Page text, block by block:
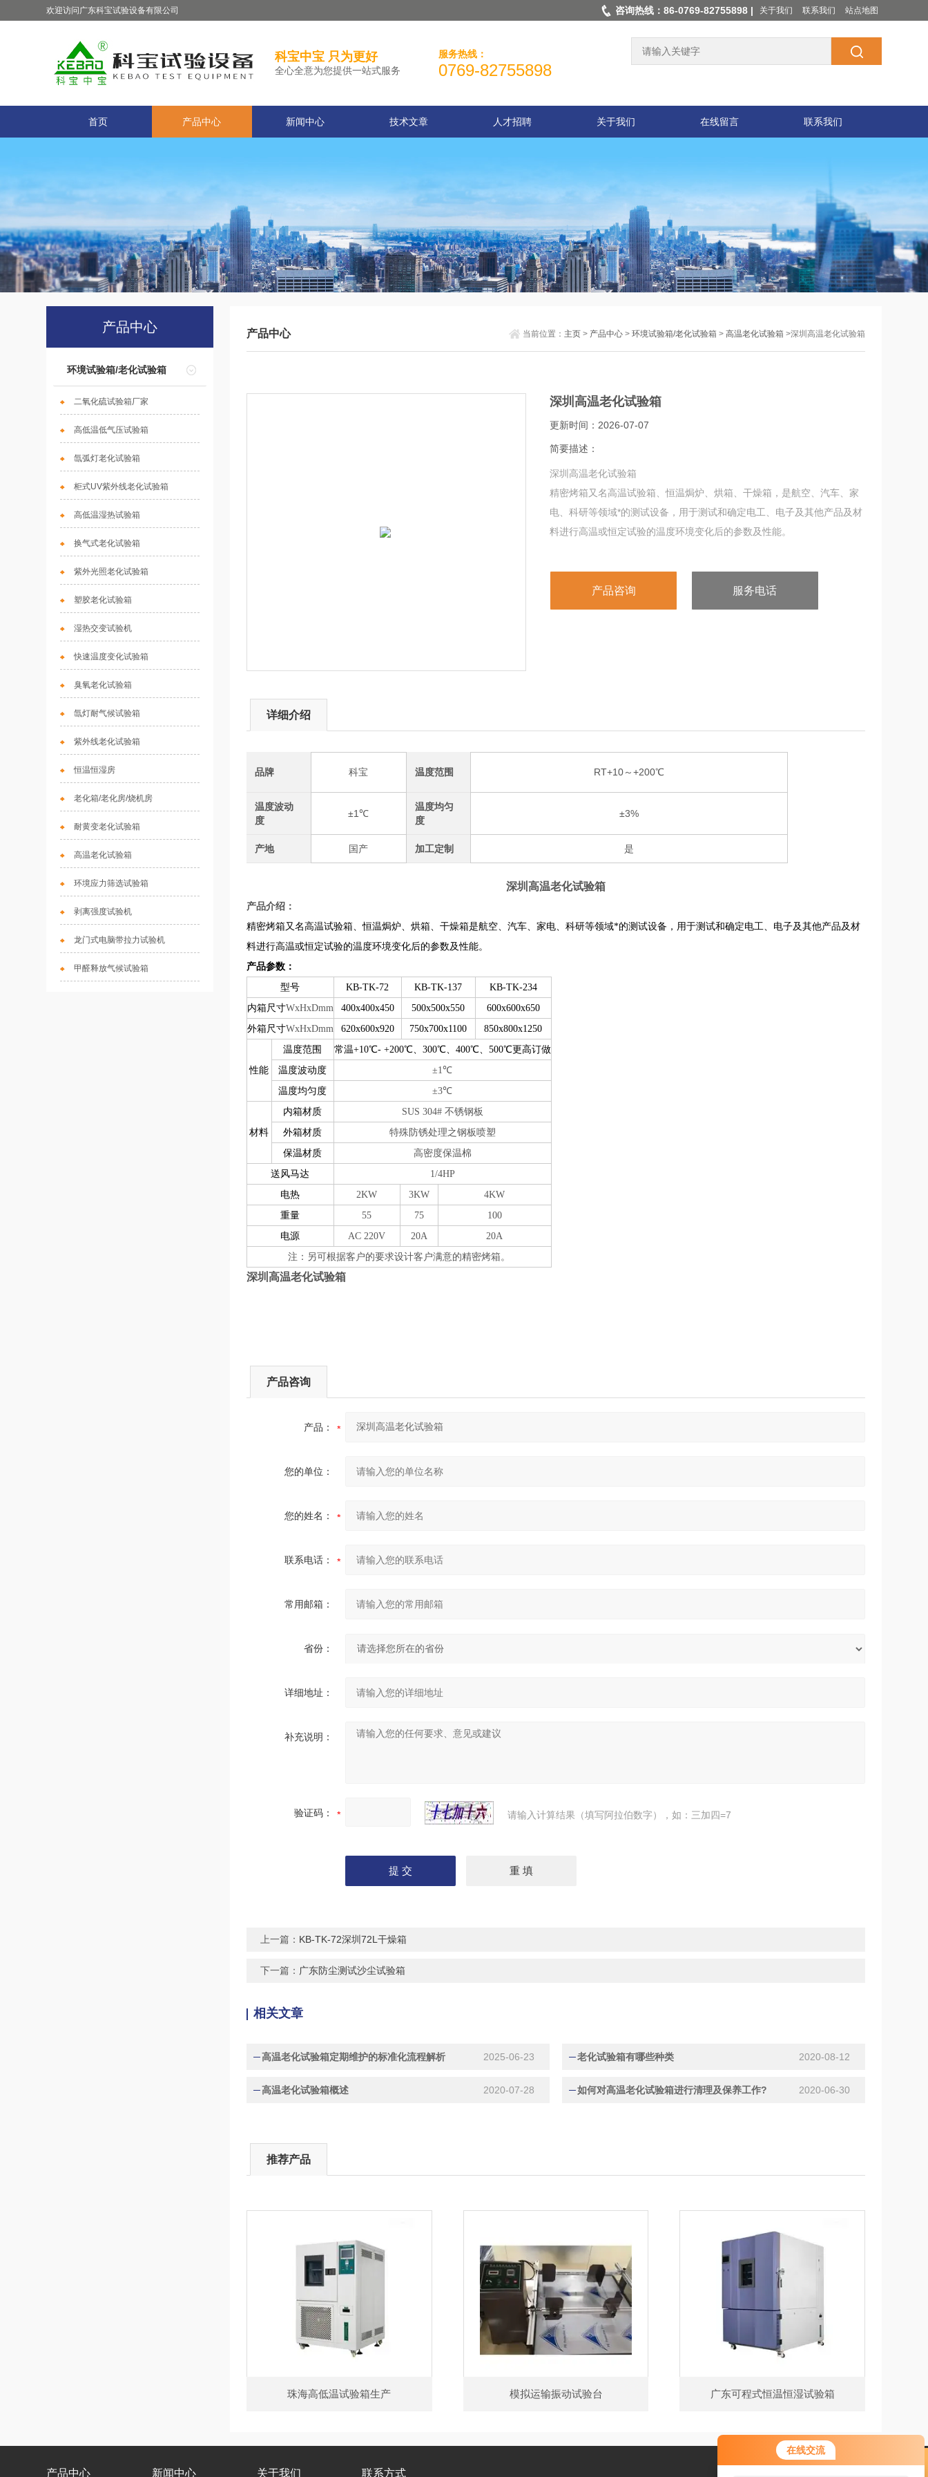
在线交流
您好！欢迎前来咨询，很高兴为您
服务，请问您要咨询什么问题呢？
欢迎访问广东科宝试验设备有限公司 咨询热线：86-0769-82755898 | 关于我们 联系我们 站点地图
科宝中宝 只为更好
全心全意为您提供一站式服务
服务热线：
0769-82755898
首页 产品中心 新闻中心 技术文章 人才招聘 关于我们 在线留言 联系我们
产品中心
环境试验箱/老化试验箱
二氧化硫试验箱厂家
高低温低气压试验箱
氙弧灯老化试验箱
柜式UV紫外线老化试验箱
高低温湿热试验箱
换气式老化试验箱
紫外光照老化试验箱
塑胶老化试验箱
湿热交变试验机
快速温度变化试验箱
臭氧老化试验箱
氙灯耐气候试验箱
紫外线老化试验箱
恒温恒湿房
老化箱/老化房/烧机房
耐黄变老化试验箱
高温老化试验箱
环境应力筛选试验箱
剥离强度试验机
龙门式电脑带拉力试验机
甲醛释放气候试验箱
产品中心 当前位置： 主页 > 产品中心 >环境试验箱/老化试验箱 >高温老化试验箱 >深圳高温老化试验箱
深圳高温老化试验箱
更新时间：2026-07-07
简要描述：
深圳高温老化试验箱
精密烤箱又名高温试验箱、恒温焗炉、烘箱、干燥箱，是航空、汽车、家
电、科研等领域*的测试设备，用于测试和确定电工、电子及其他产品及材
料进行高温或恒定试验的温度环境变化后的参数及性能。
产品咨询 服务电话
详细介绍
品牌 科宝 温度范围 RT+10～+200℃
温度波动
度
±1℃
温度均匀
度
±3%
产地 国产 加工定制 是
深圳高温老化试验箱
产品介绍：
精密烤箱又名高温试验箱、恒温焗炉、烘箱、干燥箱是航空、汽车、家电、科研等领域*的测试设备，用于测试和确定电工、电子及其他产品及材
料进行高温或恒定试验的温度环境变化后的参数及性能。
产品参数：
型号
KB-TK-72 KB-TK-137
KB-TK-234
内箱尺寸WxHxDmm 400x400x450 500x500x550
600x600x650
外箱尺寸WxHxDmm 620x600x920 750x700x1100 850x800x1250
性能
温度范围
常温+10℃- +200℃、300℃、400℃、500℃更高订做
温度波动度
±1℃
温度均匀度
±3℃
材料
内箱材质
SUS 304# 不锈钢板
外箱材质
特殊防锈处理之钢板喷塑
保温材质
高密度保温棉
送风马达
1/4HP
电热
2KW 3KW
4KW
重量
55 75
100
电源
AC 220V 20A
20A
注：另可根据客户的要求设计客户满意的精密烤箱。
深圳高温老化试验箱
产品咨询
产品：
您的单位：
您的姓名：
联系电话：
常用邮箱：
省份：
详细地址：
补充说明：
验证码： 请输入计算结果（填写阿拉伯数字），如：三加四=7
上一篇： KB-TK-72深圳72L干燥箱
下一篇： 广东防尘测试沙尘试验箱
相关文章
高温老化试验箱定期维护的标准化流程解析 2025-06-23 老化试验箱有哪些种类 2020-08-12
高温老化试验箱概述 2020-07-28 如何对高温老化试验箱进行清理及保养工作? 2020-06-30
推荐产品
珠海高低温试验箱生产 模拟运输振动试验台 广东可程式恒温恒湿试验箱
产品中心 新闻中心 关于我们 联系方式